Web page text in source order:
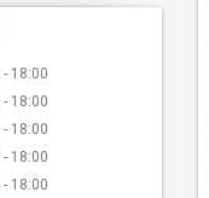
18:00
18:00
18:00
18:00
18:00